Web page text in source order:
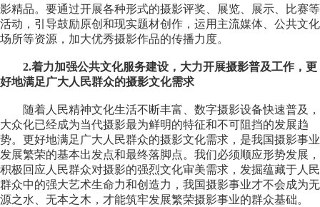
影精品。要通过开展各种形式的摄影评奖、展览、展示、比赛等
活动，引导鼓励原创和现实题材创作，运用主流媒体、公共文化
场所等资源，加大优秀摄影作品的传播力度。
2.着力加强公共文化服务建设，大力开展摄影普及工作，更
好地满足广大人民群众的摄影文化需求
随着人民精神文化生活不断丰富、数字摄影设备快速普及，
大众化已经成为当代摄影最为鲜明的特征和不可阻挡的发展趋
势。更好地满足广大人民群众的摄影文化需求，是我国摄影事业
发展繁荣的基本出发点和最终落脚点。我们必须顺应形势发展，
积极回应人民群众对摄影的强烈文化审美需求，发掘蕴藏于人民
群众中的强大艺术生命力和创造力，我国摄影事业才不会成为无
源之水、无本之木，才能筑牢发展繁荣摄影事业的群众基础。